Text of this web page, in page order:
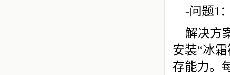
-问题1
解决方
安装“冰
存能力。